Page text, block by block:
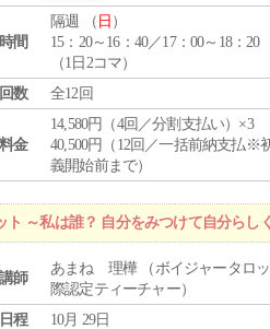
時間
隔週 （ 日 ）
15：20～16：40／17：00～18：20
（1日2コマ）
回数
全12回
料金
14,580円（4回／分割支払い）×3
40,500円（12回／一括前納支払※
義開始前まで）
～私は誰？ 自分をみつけて自分らし
講師
あまね 理樺 （ボイジャータロ
際認定ティーチャー）
日程
10月 29日